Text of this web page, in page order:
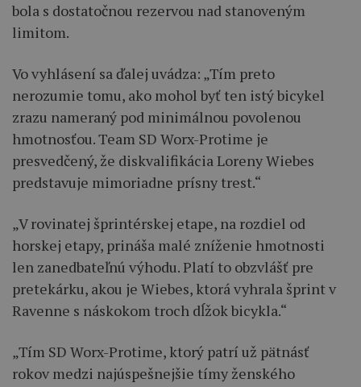
bola s dostatočnou rezervou nad stanoveným
limitom.
Vo vyhlásení sa ďalej uvádza: „Tím preto
nerozumie tomu, ako mohol byť ten istý bicykel
zrazu nameraný pod minimálnou povolenou
hmotnosťou. Team SD Worx-Protime je
presvedčený, že diskvalifikácia Loreny Wiebes
predstavuje mimoriadne prísny trest.“
„V rovinatej šprintérskej etape, na rozdiel od
horskej etapy, prináša malé zníženie hmotnosti
len zanedbateľnú výhodu. Platí to obzvlášť pre
pretekárku, akou je Wiebes, ktorá vyhrala šprint v
Ravenne s náskokom troch dĺžok bicykla.“
„Tím SD Worx-Protime, ktorý patrí už pätnásť
rokov medzi najúspešnejšie tímy ženského